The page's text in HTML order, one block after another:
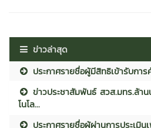
ข่าวล่าสุด
ประกาศรายชื่อผู้มีสิทธิเข้ารับกา
ข่าวประชาสัมพันธ์ สวส.มทร.ล้า
โนโล...
ประกาศรายชื่อผู้ผ่านการประเมิ